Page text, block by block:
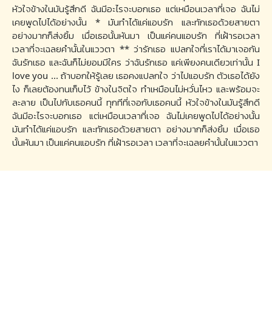
หัวใจข้างในมันรู้สึกดี ฉันมีอะไรจะบอกเธอ แต่เหมือนเวลาที่เจอ ฉันไม่
เคยพูดไปได้อย่างนั้น * มันทำได้แค่แอบรัก และทักเธอด้วยสายตา
อย่างมากก็ส่งยิ้ม เมื่อเธอนั้นหันมา เป็นแค่คนแอบรัก ที่เฝ้ารอเวลา
เวลาที่จะเฉลยคำนั้นในแววตา ** ว่ารักเธอ แปลกใจที่เราได้มาเจอกัน
ฉันรักเธอ และฉันก็ไม่ยอมมีใคร ว่าฉันรักเธอ แค่เพียงคนเดียวเท่านั้น I
love you ... ถ้าบอกให้รู้เลย เธอคงแปลกใจ ว่าไปแอบรัก ตัวเธอได้ยัง
ไง ก็เลยต้องทนเก็บไว้ ข้างในจิตใจ ทำเหมือนไม่หวั่นไหว และพร้อมจะ
ละลาย เป็นไปกับเธอคนนี้ ทุกทีที่เจอกับเธอคนนี้ หัวใจข้างในมันรู้สึกดี
ฉันมีอะไรจะบอกเธอ แต่เหมือนเวลาที่เจอ ฉันไม่เคยพูดไปได้อย่างนั้น
มันทำได้แค่แอบรัก และทักเธอด้วยสายตา อย่างมากก็ส่งยิ้ม เมื่อเธอ
นั้นหันมา เป็นแค่คนแอบรัก ที่เฝ้ารอเวลา เวลาที่จะเฉลยคำนั้นในแววตา